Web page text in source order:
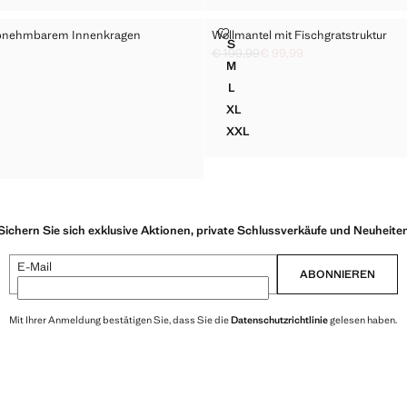
MIT ABNEHMBAREM INNENKRAGEN
MIT ABNEHMBAREM INNENKRAGEN
MIT ABNEHMBAREM INNENKRAGEN
MIT ABNEHMBAREM INNENKRAGEN
MIT ABNEHMBAREM INNENKRAGEN
MIT ABNEHMBAREM INNENKRAGEN
Innenkragen
ABNEHMBAREM INNENKRAGEN
[€ 169,99 ]
]
Größen
SWOLLMANTEL MIT
MWOLLMANTEL MIT
LWOLLMANTEL MIT
XLWOLLMANTEL MIT
XXLWOLLMANTEL MIT
Wollmantel mit Fischgratstruktur
WOLLMANTEL MIT
Ausgangspreis durchgestrichen [€
€ 199,99
Aktueller Preis [€ 99,99 ]
€ 99,99
Sie sich exklusive Aktionen, private Schlussverkäufe und
E-Mail ABONNIEREN
Mit Ihrer Anmeldung bestätigen Sie, dass Sie dieDatenschutzrichtliniegelesen haben.